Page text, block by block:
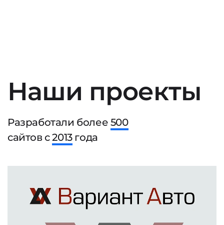
Наши проекты
Разработали более 500
сайтов с2013года